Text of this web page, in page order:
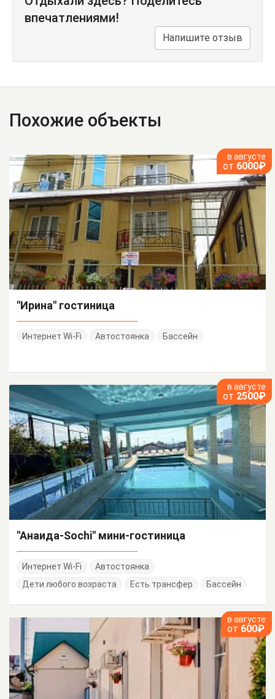
впечатлениями!
Напишите отзыв
Похожие объекты
в августе
от 6000₽
"Ирина" гостиница
Интернет Wi-Fi Автостоянка Бассейн
в августе
от 2500₽
"Анаида-Sochi" мини-гостиница
Интернет Wi-Fi
Автостоянка
Дети любого возраста
Есть трансфер Бассейн
в августе
от 600₽